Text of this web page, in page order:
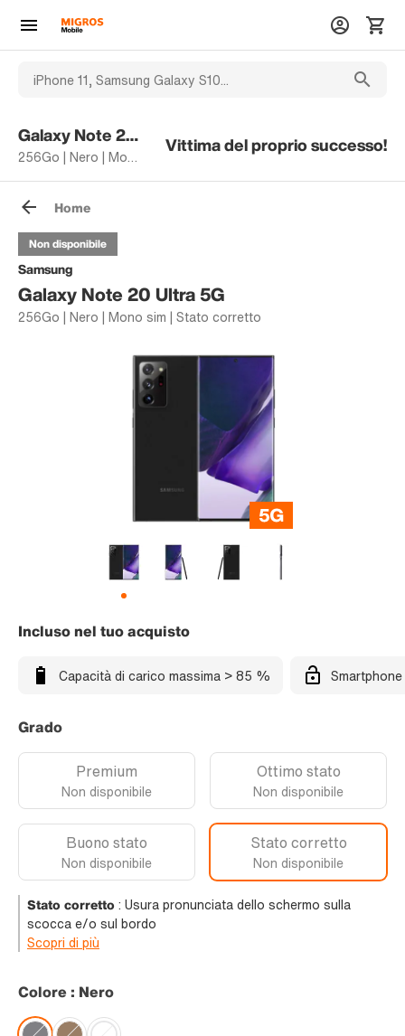
Galaxy Note 20 Ultra 5G
256Go | Nero | Mono sim | Stato corretto
Vittima del proprio successo!
Home
Samsung
Galaxy Note 20 Ultra 5G
256Go | Nero | Mono sim | Stato corretto
Non disponibile
Incluso nel tuo acquisto
Capacità di carico massima > 85 %
Grado
Premium
Non disponibile
Ottimo stato
Non disponibile
Buono stato
Non disponibile
Stato corretto
Non disponibile
Stato corretto: Usura pronunciata dello schermo sulla
scocca e/o sul bordo
Scopri di più
Colore : Nero